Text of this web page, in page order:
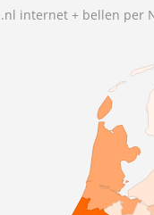
internet + bellen per